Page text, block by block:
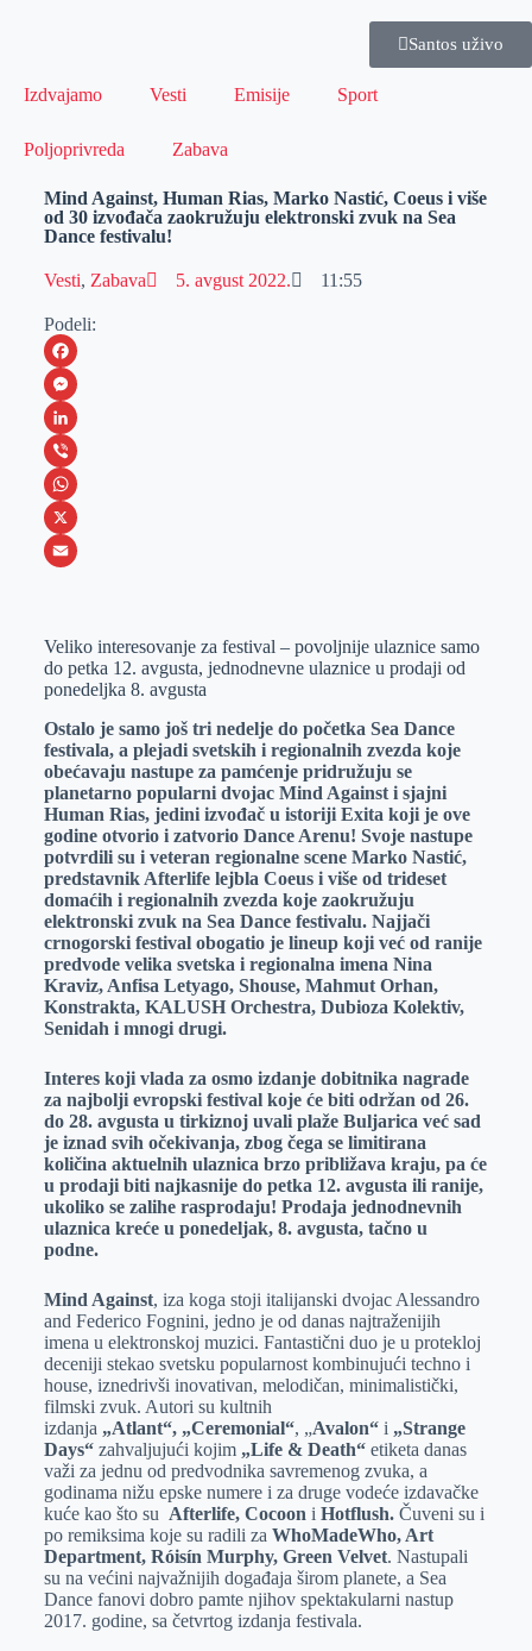
Santos uživo
Izdvajamo Vesti Emisije Sport
Poljoprivreda Zabava
Mind Against, Human Rias, Marko Nastić, Coeus i više
od 30 izvođača zaokružuju elektronski zvuk na Sea
Dance festivalu!
Vesti, Zabava 5. avgust 2022. 11:55
Podeli:
F
a
c
e
b
o
M
e
s
s
e
e
r
L
i
n
k
I
n
V
i
b
W
h
s
A
p
X
a
i
Veliko interesovanje za festival – povoljnije ulaznice samo
do petka 12. avgusta, jednodnevne ulaznice u prodaji od
ponedeljka 8. avgusta
Ostalo je samo još tri nedelje do početka Sea Dance
festivala, a plejadi svetskih i regionalnih zvezda koje
obećavaju nastupe za pamćenje pridružuju se
planetarno popularni dvojac Mind Against i sjajni
Human Rias, jedini izvođač u istoriji Exita koji je ove
godine otvorio i zatvorio Dance Arenu! Svoje nastupe
potvrdili su i veteran regionalne scene Marko Nastić,
predstavnik Afterlife lejbla Coeus i više od trideset
domaćih i regionalnih zvezda koje zaokružuju
elektronski zvuk na Sea Dance festivalu. Najjači
crnogorski festival obogatio je lineup koji već od ranije
predvode velika svetska i regionalna imena Nina
Kraviz, Anfisa Letyago, Shouse, Mahmut Orhan,
Konstrakta, KALUSH Orchestra, Dubioza Kolektiv,
Senidah i mnogi drugi.
Interes koji vlada za osmo izdanje dobitnika nagrade
za najbolji evropski festival koje će biti održan od 26.
do 28. avgusta u tirkiznoj uvali plaže Buljarica već sad
je iznad svih očekivanja, zbog čega se limitirana
količina aktuelnih ulaznica brzo približava kraju, pa će
u prodaji biti najkasnije do petka 12. avgusta ili ranije,
ukoliko se zalihe rasprodaju! Prodaja jednodnevnih
ulaznica kreće u ponedeljak, 8. avgusta, tačno u
podne.
Mind Against, iza koga stoji italijanski dvojac Alessandro
and Federico Fognini, jedno je od danas najtraženijih
imena u elektronskoj muzici. Fantastični duo je u protekloj
deceniji stekao svetsku popularnost kombinujući techno i
house, iznedrivši inovativan, melodičan, minimalistički,
filmski zvuk. Autori su kultnih
izdanja „Atlant“, „Ceremonial“, „Avalon“i „Strange
Days“ zahvaljujući kojim „Life & Death“etiketa danas
važi za jednu od predvodnika savremenog zvuka, a
godinama nižu epske numere i za druge vodeće izdavačke
kuće kao što su Afterlife, Cocoon i Hotflush.Čuveni su i
po remiksima koje su radili za WhoMadeWho, Art
Department, Róisín Murphy, Green Velvet. Nastupali
su na većini najvažnijih događaja širom planete, a Sea
Dance fanovi dobro pamte njihov spektakularni nastup
2017. godine, sa četvrtog izdanja festivala.